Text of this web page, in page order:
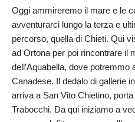
Oggi ammireremo il mare e le
avventurarci lungo la terza e
percorso, quella di Chieti. Qui
ad Ortona per poi rincontrare il
dell’Aquabella, dove
Canadese. Il dedalo di gallerie
arriva a San Vito Chietino,
Trabocchi. Da qui iniziamo a